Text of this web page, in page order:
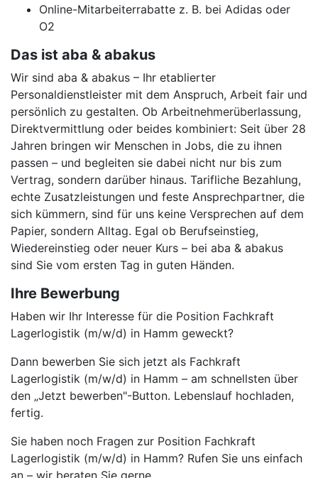
Online-Mitarbeiterrabatte z. B. bei Adidas oder
O2
Das ist aba & abakus
Wir sind aba & abakus – Ihr etablierter
Personaldienstleister mit dem Anspruch, Arbeit fair und
persönlich zu gestalten. Ob Arbeitnehmerüberlassung,
Direktvermittlung oder beides kombiniert: Seit über 28
Jahren bringen wir Menschen in Jobs, die zu ihnen
passen – und begleiten sie dabei nicht nur bis zum
Vertrag, sondern darüber hinaus. Tarifliche Bezahlung,
echte Zusatzleistungen und feste Ansprechpartner, die
sich kümmern, sind für uns keine Versprechen auf dem
Papier, sondern Alltag. Egal ob Berufseinstieg,
Wiedereinstieg oder neuer Kurs – bei aba & abakus
sind Sie vom ersten Tag in guten Händen.
Ihre Bewerbung
Haben wir Ihr Interesse für die Position Fachkraft
Lagerlogistik (m/w/d) in Hamm geweckt?
Dann bewerben Sie sich jetzt als Fachkraft
Lagerlogistik (m/w/d) in Hamm – am schnellsten über
den „Jetzt bewerben"-Button. Lebenslauf hochladen,
fertig.
Sie haben noch Fragen zur Position Fachkraft
Lagerlogistik (m/w/d) in Hamm? Rufen Sie uns einfach
an – wir beraten Sie gerne.